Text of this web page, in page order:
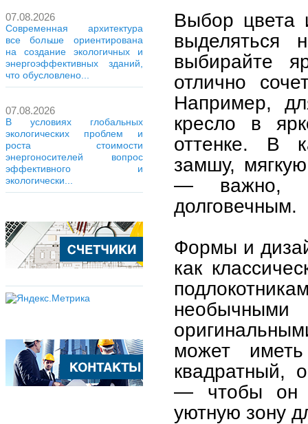
07.08.2026
Современная архитектура
все больше ориентирована
на создание экологичных и
энергоэффективных зданий,
что обусловлено...
07.08.2026
В условиях глобальных
экологических проблем и
роста стоимости
энергоносителей вопрос
эффективного и
экологически...
Выбор цвета
выделяться
выбирайте
отлично
Например,
кресло в
оттенке. В
замшу,
— важно,
долговечным.
Формы и
как
может
квадратный,
— чтобы он
уютную зону